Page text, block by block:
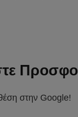
στην Google!